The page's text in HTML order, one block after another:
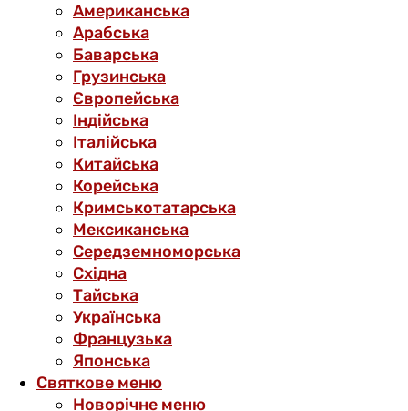
Американська
Арабська
Баварська
Грузинська
Європейська
Індійська
Італійська
Китайська
Корейська
Кримськотатарська
Мексиканська
Середземноморська
Східна
Тайська
Українська
Французька
Японська
Святкове меню
Новорічне меню